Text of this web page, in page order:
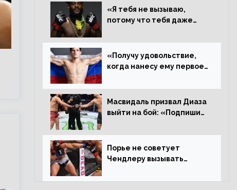
«Я тебя не вызываю,
потому что тебя даже
«Мне нужна пауза»,
сообщает Стерлинг
ответил Сехудо
«Получу удовольствие,
когда нанесу ему первое
Дэн Иге – про бой с
Евлоевым
Масвидаль призвал Диаза
выйти на бой: «Подпиши
повторим»
Порье не советует
Чендлеру вызывать
потрясают в каждом бою,